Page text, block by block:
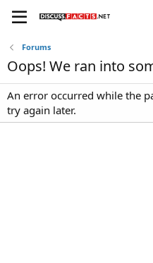
Forums
Oops! We ran into
An error occurred while the
try again later.